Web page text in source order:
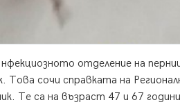
отделение на
сочи справката на
Те са на възраст 47 и 67